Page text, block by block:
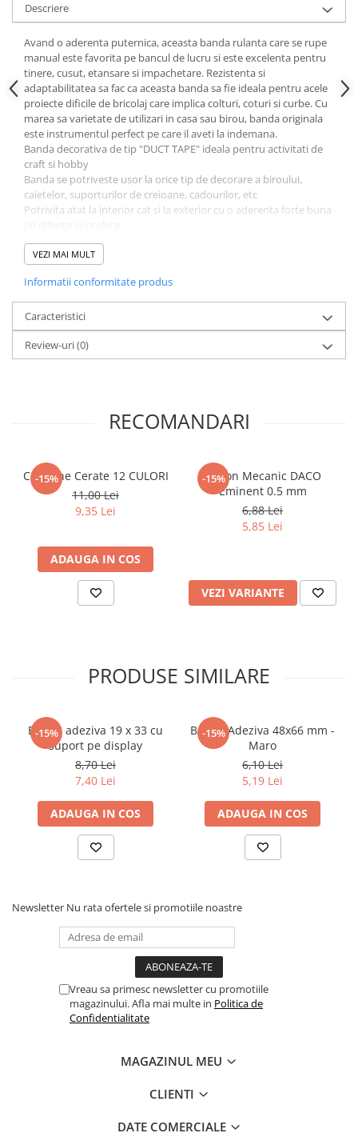
Carti pentru Adolescenti, Young
Adult
Crime, Thriller, Mistery
Literatura Romana
Literatura Universala
Poezie
Romane de dragoste, Carti
romantice
Senzatii/Dragoste
Senzatii/Erotic
Senzatii/Suspans
Senzatii/Thriller
Teatru
Teens Book Club
Adezivi si benzi adezive
Accesorii Arhivare
Calculator
Hartie si Accesorii
Organizare si Arhivare
Seturi birotica
Articole scolare
Ghiozdane si Penare scolare
Instrumente si Truse Geometrie
Seturi scolare
Calculator
Consumabile & Accesorii
Cadouri
Carti in dar
Carti pentru copii
Literatura Universala
Carti cartonate
Descopera lumea
Descriere
Avand o aderenta puternica, aceasta banda rulanta care se rupe
manual este favorita pe bancul de lucru si este excelenta pentru
tinere, cusut, etansare si impachetare. Rezistenta si
adaptabilitatea sa fac ca aceasta banda sa fie ideala pentru acele
proiecte dificile de bricolaj care implica colturi, coturi si curbe. Cu
marea sa varietate de utilizari in casa sau birou, banda originala
este instrumentul perfect pe care il aveti la indemana.
Banda decorativa de tip "DUCT TAPE" ideala pentru activitati de
craft si hobby
Banda se potriveste usor la orice tip de decorare a biroului,
caietelor, suporturilor de creioane, cadourilor, etc
Potrivita atat la interior cat si la exterior cu o aderenta forte buna
Suport panzat, banda impermeabila, rezistenta
Este recomandat sa se taie cu foarfeca
VEZI MAI MULT
Informatii conformitate produs
Caracteristici
Review-uri(0)
RECOMANDARI
-15%
Creioane Cerate 12 CULORI
11,00 Lei
9,35 Lei
ADAUGA IN COS
-15%
Creion Mecanic DACO
Eminent 0.5 mm
6,88 Lei
5,85 Lei
VEZI VARIANTE
PRODUSE SIMILARE
-15%
Banda adeziva 19 x 33 cu
suport pe display
8,70 Lei
7,40 Lei
ADAUGA IN COS
-15%
Banda Adeziva 48x66 mm -
Maro
6,10 Lei
5,19 Lei
ADAUGA IN COS
Newsletter Nu rata ofertele si promotiile noastre
Vreau sa primesc newsletter cu promotiile
magazinului. Afla mai multe in Politica de
Confidentialitate
MAGAZINUL MEU
CLIENTI
DATE COMERCIALE